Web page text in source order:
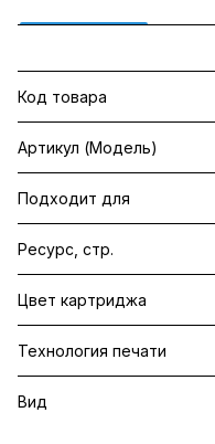
Код товара
Артикул (Модель)
Подходит для
Ресурс, стр.
Цвет картриджа
Технология печати
Вид